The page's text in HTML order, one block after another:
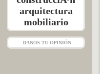
arquitectura
mobiliario
DANOS TU OPINIÓN